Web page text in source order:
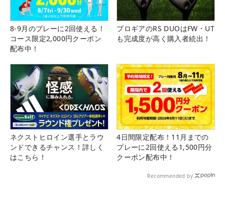
8-9月のプレーに2回使える！
コース限定2,000円クーポン
配布中！
プロギアのRS DUOはFW・UT
も完成度が高く購入者続出！
ネクストヒロイン選手とラウ
ンドできるチャンス！詳しく
はこちら！
4日間限定配布！11月までの
プレーに2回使える1,500円分
クーポン配布中！
Recommended by